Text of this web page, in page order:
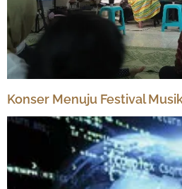
Konser Menuju Festival